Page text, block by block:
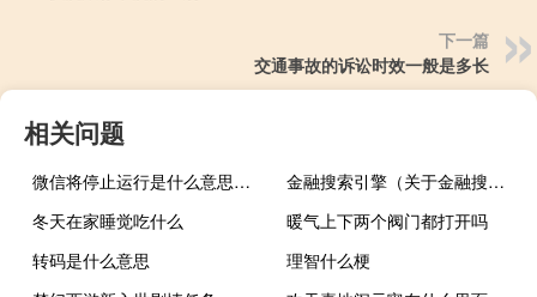
下一篇
交通事故的诉讼时效一般是多长
相关问题
微信将停止运行是什么意思（微信这项功能将正式停运）
金融搜索引擎（关于金融搜索引擎的介绍）
冬天在家睡觉吃什么
暖气上下两个阀门都打开吗
转码是什么意思
理智什么梗